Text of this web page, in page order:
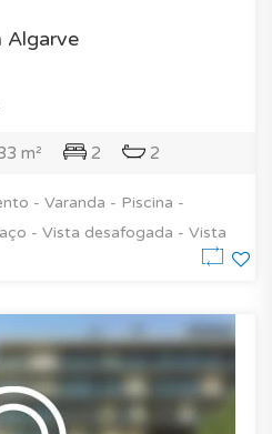
Algarve
m² 2 2
- Varanda - Piscina -
- Vista desafogada - Vista